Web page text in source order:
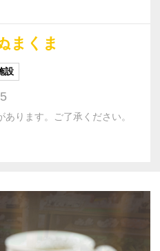
まくま
設
ります。ご了承ください。